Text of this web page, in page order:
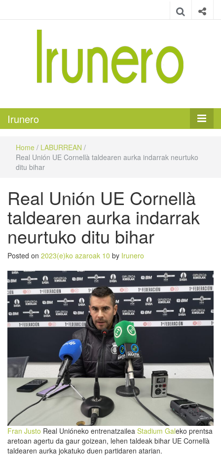
Irunero
Home / LABURREAN /
Real Unión UE Cornellà taldearen aurka indarrak neurtuko
ditu bihar
Real Unión UE Cornellà
taldearen aurka indarrak
neurtuko ditu bihar
Posted on 2023(e)ko azaroak 10 by Irunero
Fran Justo Real Unióneko entrenatzailea Stadium Galeko prentsa
aretoan agertu da gaur goizean, lehen taldeak bihar UE Cornellà
taldearen aurka jokatuko duen partidaren atarian.